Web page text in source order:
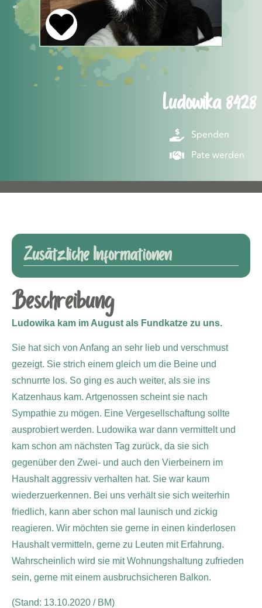
Ludowika 8428
Spenden
Pate werden
Zusätzliche Informationen
Beschreibung
Ludowika kam im August als Fundkatze zu uns.
Sie hat sich von Anfang an sehr lieb und verschmust
gezeigt. Sie strich einem gleich um die Beine und
schnurrte los. So ging es auch weiter, als sie ins
Katzenhaus kam. Artgenossen scheint sie nach
Sympathie zu mögen. Eine Vergesellschaftung sollte
ausprobiert werden. Ludowika war dann vermittelt und
kam schon am nächsten Tag zurück, da sie sich
gegenüber den Zwei- und auch den Vierbeinern im
Haushalt aggressiv verhalten hat. Sie war kaum
wiederzuerkennen. Bei uns verhält sie sich weiterhin
friedlich, kann aber schon mal launisch und zickig
reagieren. Wir möchten sie gerne in einen kinderlosen
Haushalt vermitteln, gerne zu Leuten mit Erfahrung.
Wahrscheinlich wird sie mit Wohnungshaltung zufrieden
sein, gerne mit einem ausbruchsicheren Balkon.
(Stand: 13.10.2020 / BM)